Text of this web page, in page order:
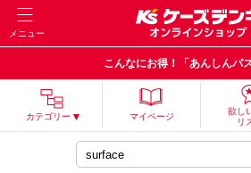
メニュー
こんなにお得！「あんしんパ
カテゴリー マイページ
欲し
リ